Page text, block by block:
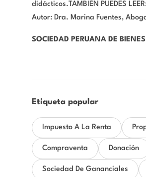
didácticos.TAMBIÉN PUEDES
Autor: Dra. Marina Fuentes,
SOCIEDAD PERUANA DE BIENES
Etiqueta popular
Impuesto A La Renta
Compraventa Donación
Sociedad De Gananciales